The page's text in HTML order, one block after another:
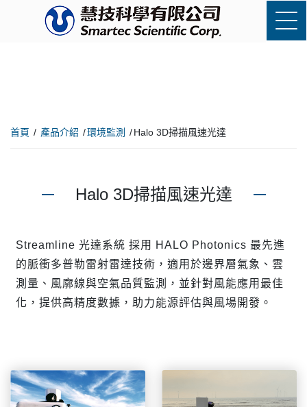
首頁 產品介紹 環境監測 Halo 3D掃描風速光達
Halo 3D掃描風速光達
Streamline 光達系統 採用 HALO Photonics 最先進
的脈衝多普勒雷射雷達技術，適用於邊界層氣象、雲
測量、風廓線與空氣品質監測，並針對風能應用最佳
化，提供高精度數據，助力能源評估與風場開發。